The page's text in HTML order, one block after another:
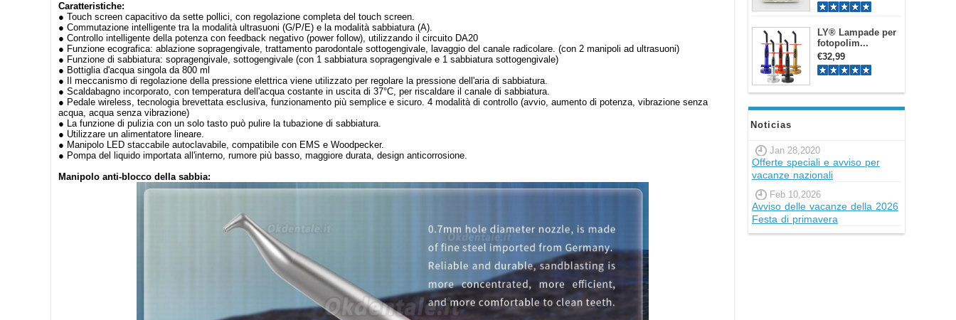
LY® Lampade per
fotopolim...
€32,99
Noticias
Jan 28,2020
Offerte speciali e avviso per
vacanze nazionali
Feb 10,2026
Avviso delle vacanze della 2026
Festa di primavera
Caratteristiche:
● Touch screen capacitivo da sette pollici, con regolazione completa del touch screen.
● Commutazione intelligente tra la modalità ultrasuoni (G/P/E) e la modalità sabbiatura (A).
● Controllo intelligente della potenza con feedback negativo (power follow), utilizzando il circuito DA20
● Funzione ecografica: ablazione sopragengivale, trattamento parodontale sottogengivale, lavaggio del canale radicolare. (con 2 manipoli ad ultrasuoni)
● Funzione di sabbiatura: sopragengivale, sottogengivale (con 1 sabbiatura sopragengivale e 1 sabbiatura sottogengivale)
● Bottiglia d'acqua singola da 800 ml
● Il meccanismo di regolazione della pressione elettrica viene utilizzato per regolare la pressione dell'aria di sabbiatura.
● Scaldabagno incorporato, con temperatura dell'acqua costante in uscita di 37°C, per riscaldare il canale di sabbiatura.
● Pedale wireless, tecnologia brevettata esclusiva, funzionamento più semplice e sicuro. 4 modalità di controllo (avvio, aumento di potenza, vibrazione senza
acqua, acqua senza vibrazione)
● La funzione di pulizia con un solo tasto può pulire la tubazione di sabbiatura.
● Utilizzare un alimentatore lineare.
● Manipolo LED staccabile autoclavabile, compatibile con EMS e Woodpecker.
● Pompa del liquido importata all'interno, rumore più basso, maggiore durata, design anticorrosione.
Manipolo anti-blocco della sabbia: